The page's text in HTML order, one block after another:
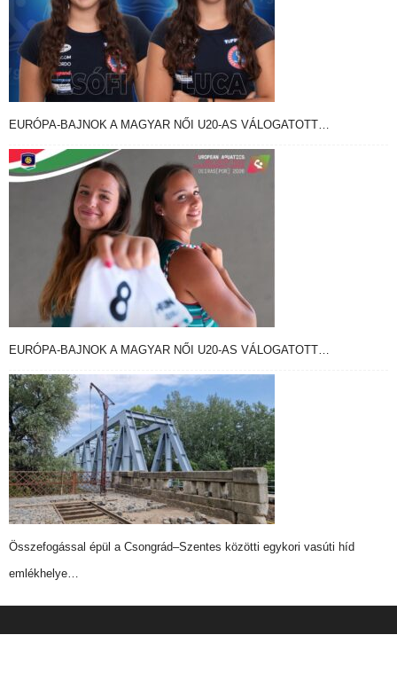
EURÓPA-BAJNOK A MAGYAR NŐI U20-AS VÁLOGATOTT…
EURÓPA-BAJNOK A MAGYAR NŐI U20-AS VÁLOGATOTT…
Összefogással épül a Csongrád–Szentes közötti egykori vasúti híd
emlékhelye…